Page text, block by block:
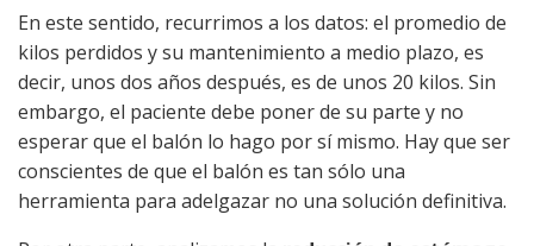
En este sentido, recurrimos a los datos: el promedio de
kilos perdidos y su mantenimiento a medio plazo, es
decir, unos dos años después, es de unos 20 kilos. Sin
embargo, el paciente debe poner de su parte y no
esperar que el balón lo hago por sí mismo. Hay que ser
conscientes de que el balón es tan sólo una
herramienta para adelgazar no una solución definitiva.